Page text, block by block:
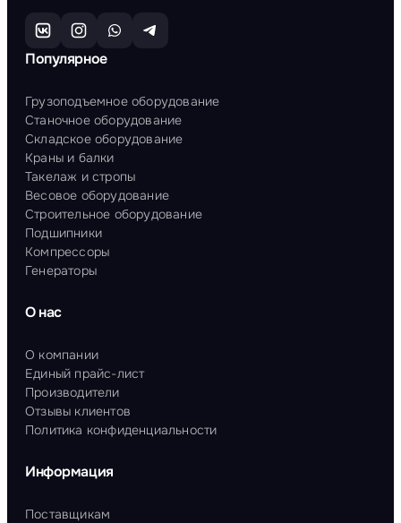
Популярное
Грузоподъемное оборудование
Станочное оборудование
Складское оборудование
Краны и балки
Такелаж и стропы
Весовое оборудование
Строительное оборудование
Подшипники
Компрессоры
Генераторы
О нас
О компании
Единый прайс-лист
Производители
Отзывы клиентов
Политика конфиденциальности
Информация
Поставщикам